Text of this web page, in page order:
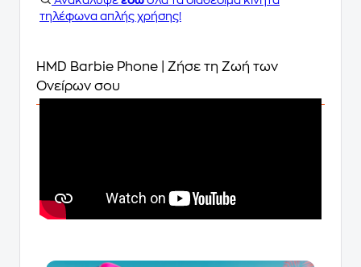
τηλέφωνα απλής χρήσης!
HMD Barbie Phone | Ζήσε τη Ζωή των
Ονείρων σου